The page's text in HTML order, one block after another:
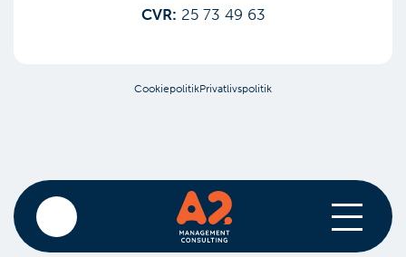
CVR: 25 73 49 63
CookiepolitikPrivatlivspolitik